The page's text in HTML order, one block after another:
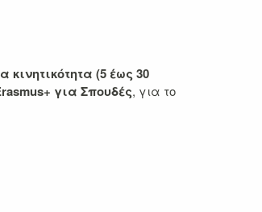
κινητικότητα (5 έως 30
για Σπουδές, για το